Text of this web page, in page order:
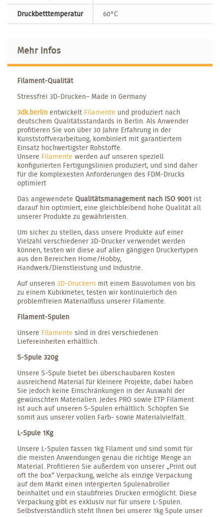
Druckbetttemperatur
60°C
Mehr Infos
Filament-Qualität
Stressfrei 3D-Drucken– Made in Germany
3dk.berlin entwickelt Filamente und produziert nach
deutschem Qualitätsstandards in Berlin. Als Anwender
profitieren Sie von über 30 Jahre Erfahrung in der
Kunststoffverarbeitung, kombiniert mit garantiertem
Einsatz hochwertigster Rohstoffe.
Unsere Filamente werden auf unseren speziell
konfigurierten Fertigungslinien produziert, und sind daher
für die komplexesten Anforderungen des FDM-Drucks
optimiert
Das angewendete Qualitätsmanagement nach ISO 9001 ist
darauf hin optimiert, eine gleichbleibend hohe Qualität all
unserer Produkte zu gewährleisten.
Um sicher zu stellen, dass unsere Produkte auf einer
Vielzahl verschiedener 3D-Drucker verwendet werden
können, testen wir diese auf allen gängigen Druckertypen
aus den Bereichen Home/Hobby,
Handwerk/Dienstleistung und Industrie.
Auf unseren 3D-Druckern mit einem Bauvolumen von bis
zu einem Kubikmeter, testen wir kontinuierlich den
problemfreien Materialfluss unserer Filamente.
Filament-Spulen
Unsere Filamente sind in drei verschiedenen
Liefereinheiten erhältlich.
S-Spule 320g
Unsere S-Spule bietet bei überschaubaren Kosten
ausreichend Material für kleinere Projekte, dabei haben
Sie jedoch keine Einschränkungen in der Auswahl der
gewünschten Materialien. Jedes PRO sowie ETP Filament
ist auch auf unseren S-Spulen erhältlich. Schöpfen Sie
somit aus unserer vollen Farb- sowie Materialvielfalt.
L-Spule 1Kg
Unsere L-Spulen fassen 1kg Filament und sind somit für
die meisten Anwendungen genau die richtige Menge an
Material. Profitieren Sie außerdem von unserer „Print out
oft the box“ Verpackung, welche als einzige Verpackung
auf dem Markt einen intergierten Spulenabroller
beinhaltet und ein staubfreies Drucken ermöglicht. Diese
Verpackung gibt es exklusiv nur für unsere L-Spulen.
Selbstverständlich steht Ihnen bei unserer 1kg Spule unser